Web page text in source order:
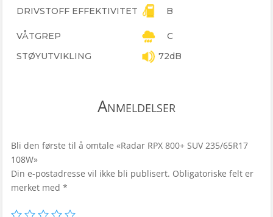
DRIVSTOFF EFFEKTIVITET B
VÅTGREP
C
STØYUTVIKLING
72dB
Anmeldelser
Bli den første til å omtale «Radar RPX 800+ SUV 235/65R17
108W»
Din e-postadresse vil ikke bli publisert. Obligatoriske felt er
merket med *